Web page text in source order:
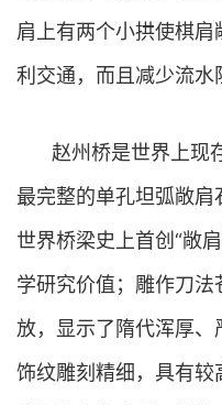
肩上有两个小拱使棋
利交通，而且减少流水
赵州桥是世界上现
最完整的单孔坦弧敞
世界桥梁史上首创“敞
学研究价值；雕作刀
放，显示了隋代浑厚
饰纹雕刻精细，具有较